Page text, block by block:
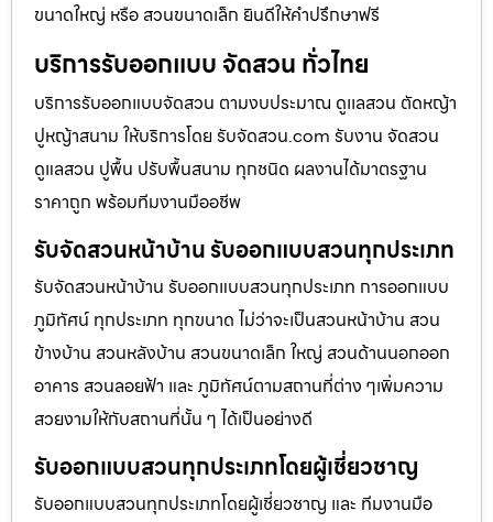
ขนาดใหญ่ หรือ สวนขนาดเล็ก ยินดีให้คำปรึกษาฟรี
บริการรับออกแบบ จัดสวน ทั่วไทย
บริการรับออกแบบจัดสวน ตามงบประมาณ ดูเเลสวน ตัดหญ้า
ปูหญ้าสนาม ให้บริการโดย รับจัดสวน.com รับงาน จัดสวน
ดูแลสวน ปูพื้น ปรับพื้นสนาม ทุกชนิด ผลงานได้มาตรฐาน
ราคาถูก พร้อมทีมงานมืออชีพ
รับจัดสวนหน้าบ้าน รับออกแบบสวนทุกประเภท
รับจัดสวนหน้าบ้าน รับออกแบบสวนทุกประเภท การออกแบบ
ภูมิทัศน์ ทุกประเภท ทุกขนาด ไม่ว่าจะเป็นสวนหน้าบ้าน สวน
ข้างบ้าน สวนหลังบ้าน สวนขนาดเล็ก ใหญ่ สวนด้านนอกออก
อาคาร สวนลอยฟ้า และ ภูมิทัศน์ตามสถานที่ต่าง ๆเพิ่มความ
สวยงามให้กับสถานที่นั้น ๆ ได้เป็นอย่างดี
รับออกแบบสวนทุกประเภทโดยผู้เชี่ยวชาญ
รับออกแบบสวนทุกประเภทโดยผู้เชี่ยวชาญ และ ทีมงานมือ